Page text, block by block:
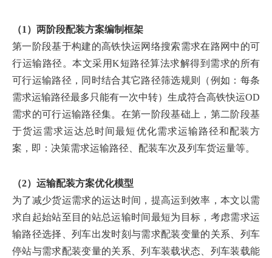
（1）两阶段配装方案编制框架
第一阶段基于构建的高铁快运网络搜索需求在路网中的可
行运输路径。本文采用K短路径算法求解得到需求的所有
可行运输路径，同时结合其它路径筛选规则（例如：每条
需求运输路径最多只能有一次中转）生成符合高铁快运OD
需求的可行运输路径集。在第一阶段基础上，第二阶段基
于货运需求运达总时间最短优化需求运输路径和配装方
案，即：决策需求运输路径、配装车次及列车货运量等。
（2）运输配装方案优化模型
为了减少货运需求的运达时间，提高运到效率，本文以需
求自起始站至目的站总运输时间最短为目标，考虑需求运
输路径选择、列车出发时刻与需求配装变量的关系、列车
停站与需求配装变量的关系、列车装载状态、列车装载能